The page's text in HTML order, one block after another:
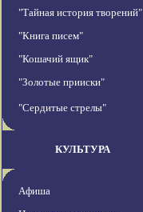
"Тайная история творений"
"Книга писем"
"Кошачий ящик"
"Золотые прииски"
"Сердитые стрелы"
КУЛЬТУРА
Афиша